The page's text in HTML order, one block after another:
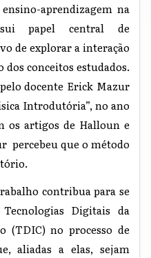
aprendizagem na
papel central de
de explorar a interação
dos conceitos estudados.
docente Erick Mazur
Introdutória”, no ano
os artigos de Halloun e
percebeu que o método
contribua para se
Digitais da
(TDIC) no processo de
aliadas a elas, sejam